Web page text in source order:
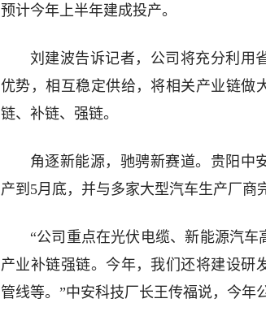
预计今年上半年建成投产。
刘建波告诉记者，公司将充分利用
优势，相互稳定供给，将相关产业链做
链、补链、强链。
角逐新能源，驰骋新赛道。贵阳中
产到5月底，并与多家大型汽车生产厂商
“公司重点在光伏电缆、新能源汽
产业补链强链。今年，我们还将建设研
管线等。”中安科技厂长王传福说，今年